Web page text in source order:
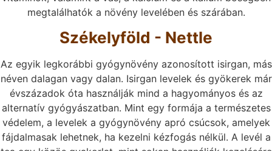
megtalálhatók a növény levelében és szárában.
Székelyföld - Nettle
Az egyik legkorábbi gyógynövény azonosított isirgan, más
néven dalagan vagy dalan. Isirgan levelek és gyökerek már
évszázadok óta használják mind a hagyományos és az
alternatív gyógyászatban. Mint egy formája a természetes
védelem, a levelek a gyógynövény apró csúcsok, amelyek
fájdalmasak lehetnek, ha kezelni kézfogás nélkül. A levél a